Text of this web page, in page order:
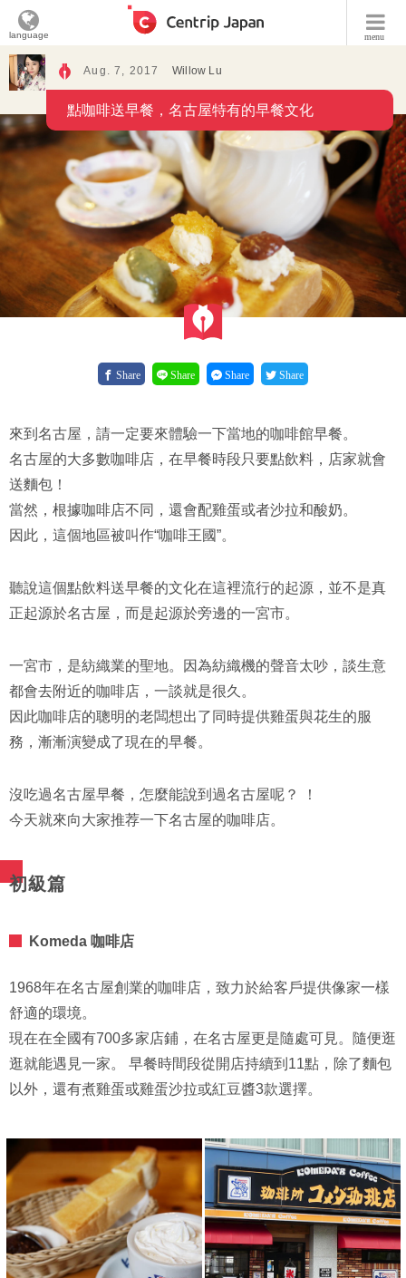
menu
language
Aug. 7, 2017 Willow Lu
點咖啡送早餐，名古屋特有的早餐文化
Share Share Share Share
來到名古屋，請一定要來體驗一下當地的咖啡館早餐。
名古屋的大多數咖啡店，在早餐時段只要點飲料，店家就會
送麵包！
當然，根據咖啡店不同，還會配雞蛋或者沙拉和酸奶。
因此，這個地區被叫作“咖啡王國”。
聽說這個點飲料送早餐的文化在這裡流行的起源，並不是真
正起源於名古屋，而是起源於旁邊的一宮市。
一宮市，是紡織業的聖地。因為紡織機的聲音太吵，談生意
都會去附近的咖啡店，一談就是很久。
因此咖啡店的聰明的老闆想出了同時提供雞蛋與花生的服
務，漸漸演變成了現在的早餐。
沒吃過名古屋早餐，怎麼能說到過名古屋呢？ ！
今天就來向大家推荐一下名古屋的咖啡店。
初級篇
Komeda 咖啡店
1968年在名古屋創業的咖啡店，致力於給客戶提供像家一樣
舒適的環境。
現在在全國有700多家店鋪，在名古屋更是隨處可見。隨便逛
逛就能遇見一家。 早餐時間段從開店持續到11點，除了麵包
以外，還有煮雞蛋或雞蛋沙拉或紅豆醬3款選擇。